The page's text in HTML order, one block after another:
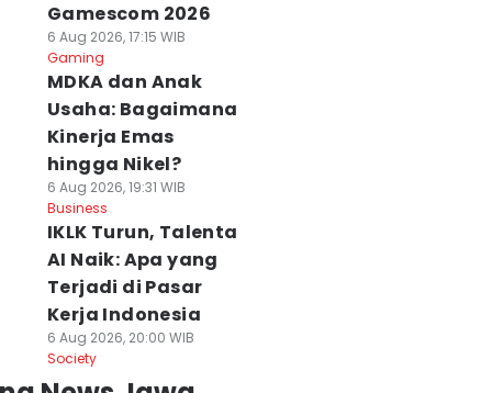
Gamescom 2026
6 Aug 2026, 17:15 WIB
Gaming
MDKA dan Anak
Usaha: Bagaimana
Kinerja Emas
hingga Nikel?
6 Aug 2026, 19:31 WIB
Business
IKLK Turun, Talenta
AI Naik: Apa yang
Terjadi di Pasar
Kerja Indonesia
6 Aug 2026, 20:00 WIB
Society